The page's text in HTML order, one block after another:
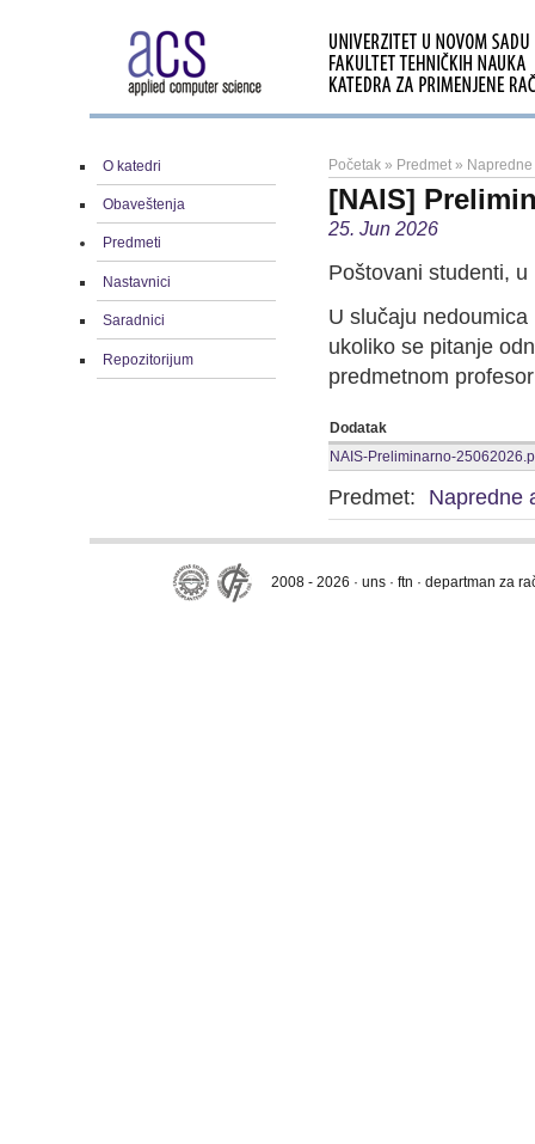
O katedri
Obaveštenja
Predmeti
Nastavnici
Saradnici
Repozitorijum
Početak » Predmet »
[NAIS]
25. Jun 2026
Poštovani studenti,
U slučaju
ukoliko se pitanje
predmetnom
Dodatak
NAIS-Preliminarno-
Predmet: Napredne
2008 - 2026 · uns · ftn · departman za